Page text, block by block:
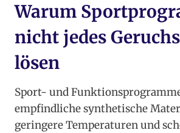
Warum
nicht jedes
lösen
Sport- und
empfindliche synthetische
geringere Temperaturen und